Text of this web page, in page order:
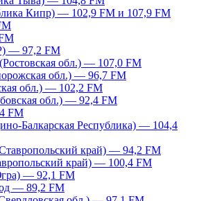
Кипр) — 102,9 FM и 107,9 FM
— 97,2 FM
обл.) — 107,0 FM
обл.) — 96,7 FM
обл.) — 102,2 FM
обл.) — 92,4 FM
FM
Балкарская Республика) — 104,4
край) — 94,2 FM
край) — 100,4 FM
— 92,1 FM
— 89,2 FM